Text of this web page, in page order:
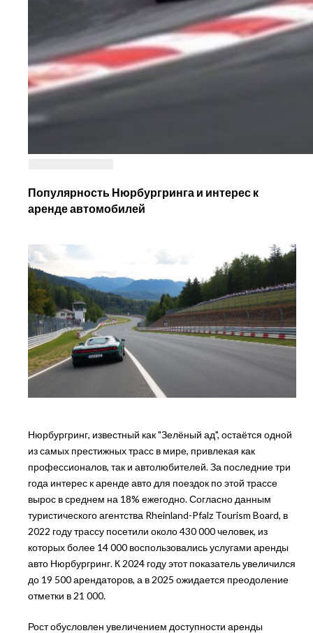
Популярность Нюрбургринга и интерес к
аренде автомобилей
Нюрбургринг, известный как "Зелёный ад", остаётся одной
из самых престижных трасс в мире, привлекая как
профессионалов, так и автолюбителей. За последние три
года интерес к аренде авто для поездок по этой трассе
вырос в среднем на 18% ежегодно. Согласно данным
туристического агентства Rheinland-Pfalz Tourism Board, в
2022 году трассу посетили около 430 000 человек, из
которых более 14 000 воспользовались услугами аренды
авто Нюрбургринг. К 2024 году этот показатель увеличился
до 19 500 арендаторов, а в 2025 ожидается преодоление
отметки в 21 000.
Рост обусловлен увеличением доступности аренды